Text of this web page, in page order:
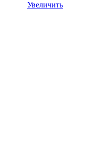
Увеличить